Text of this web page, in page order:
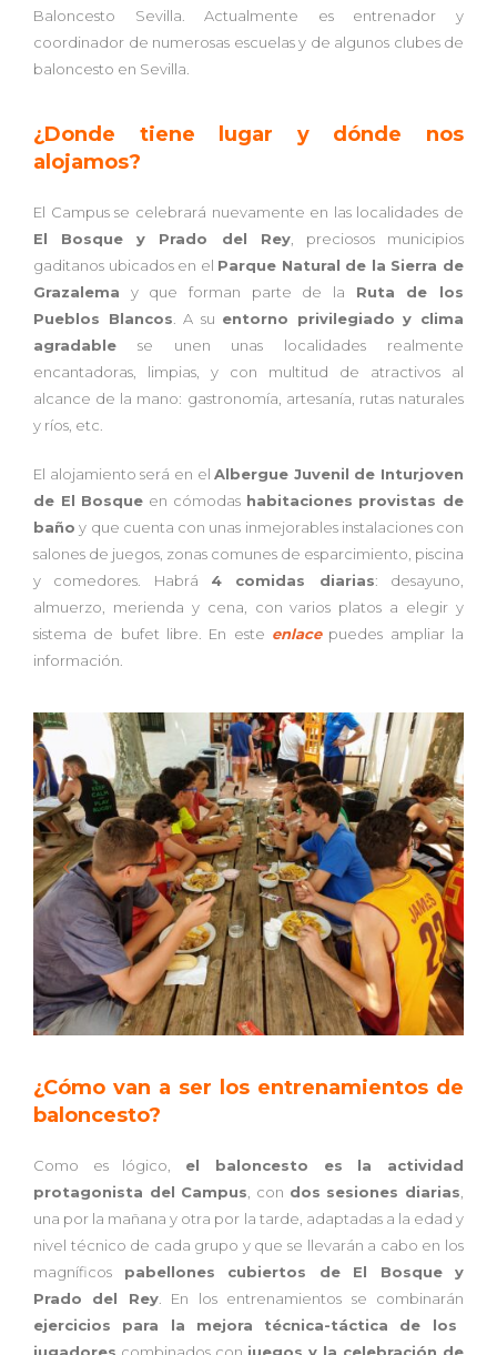
Baloncesto Sevilla. Actualmente es entrenador y
coordinador de numerosas escuelas y de algunos clubes de
baloncesto en Sevilla.
¿Donde tiene lugar y dónde nos
alojamos?
El Campus se celebrará nuevamente en las localidades de
El Bosque y Prado del Rey, preciosos municipios
gaditanos ubicados en el Parque Natural de la Sierra de
Grazalema y que forman parte de la Ruta de los
Pueblos Blancos. A su entorno privilegiado y clima
agradable se unen unas localidades realmente
encantadoras, limpias, y con multitud de atractivos al
alcance de la mano: gastronomía, artesanía, rutas naturales
y ríos, etc.
El alojamiento será en elAlbergue Juvenil de Inturjoven
de El Bosque en cómodas habitaciones provistas de
baño y que cuenta con unas inmejorables instalaciones con
salones de juegos, zonas comunes de esparcimiento, piscina
y comedores. Habrá 4 comidas diarias: desayuno,
almuerzo, merienda y cena, con varios platos a elegir y
sistema de bufet libre. En este enlacepuedes ampliar la
información.
¿Cómo van a ser los entrenamientos de
baloncesto?
Como es lógico, el baloncesto es la actividad
protagonista del Campus, con dos sesiones diarias,
una por la mañana y otra por la tarde, adaptadas a la edad y
nivel técnico de cada grupo y que se llevarán a cabo en los
magníficos pabellones cubiertos de El Bosque y
Prado del Rey. En los entrenamientos se combinarán
ejercicios para la mejora técnica-táctica de los